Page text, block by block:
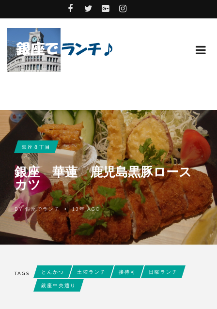
銀座８丁目
銀座 華蓮 鹿児島黒豚ロース
カツ
BY銀座でランチ •13年 AGO
TAGS とんかつ 土曜ランチ 接待可 日曜ランチ
銀座中央通り